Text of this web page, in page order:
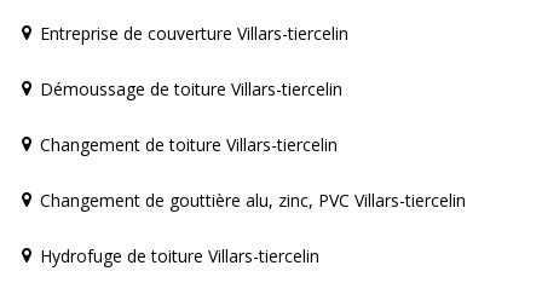
Entreprise de couverture Villars-tiercelin
Démoussage de toiture Villars-tiercelin
Changement de toiture Villars-tiercelin
Changement de gouttière alu, zinc, PVC Villars-tiercelin
Hydrofuge de toiture Villars-tiercelin